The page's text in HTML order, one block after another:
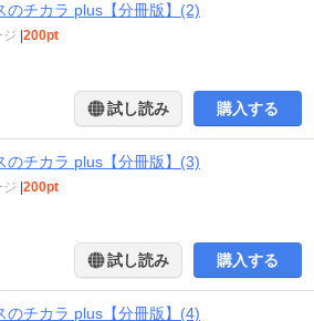
のチカラ plus【分冊版】(2)
200pt
試し読み 購入する
のチカラ plus【分冊版】(3)
200pt
試し読み 購入する
のチカラ plus【分冊版】(4)